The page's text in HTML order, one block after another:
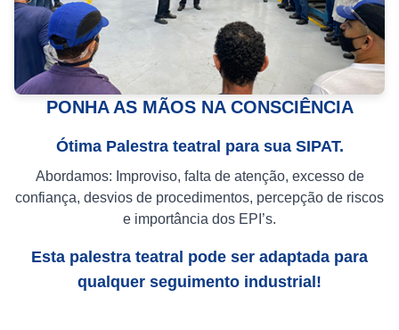
PONHA AS MÃOS NA CONSCIÊNCIA
Ótima Palestra teatral para sua SIPAT.
Abordamos: Improviso, falta de atenção, excesso de
confiança, desvios de procedimentos, percepção de riscos
e importância dos EPI’s.
Esta palestra teatral pode ser adaptada para
qualquer seguimento industrial!